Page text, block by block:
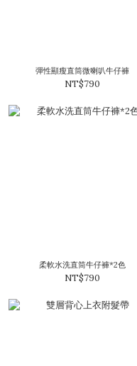
彈性顯瘦直筒微喇叭牛仔褲
NT$790
柔軟水洗直筒牛仔褲*2色
NT$790